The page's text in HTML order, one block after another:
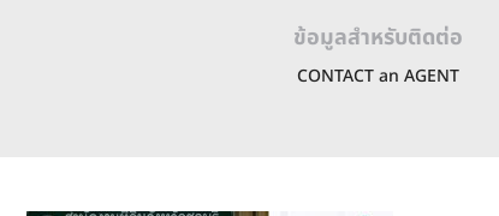
ข้อมูลสำหรับติดต่อ
CONTACT an AGENT